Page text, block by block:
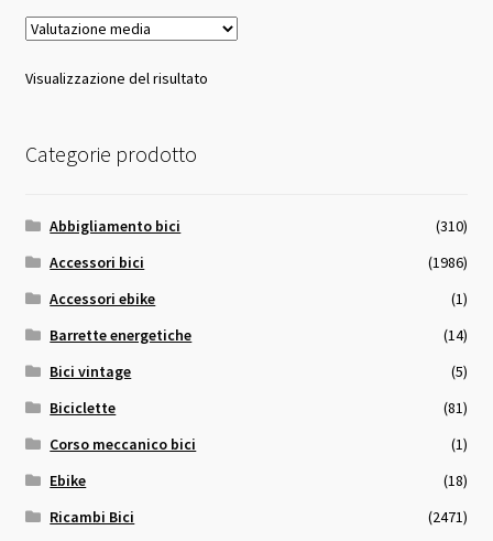
Visualizzazione del risultato
Categorie prodotto
Abbigliamento bici
(310)
Accessori bici
(1986)
Accessori ebike
(1)
Barrette energetiche
(14)
Bici vintage
(5)
Biciclette
(81)
Corso meccanico bici
(1)
Ebike
(18)
Ricambi Bici
(2471)